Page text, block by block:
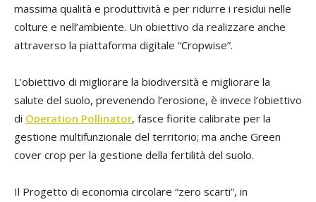
massima qualità e produttività e per ridurre i residui nelle
colture e nell’ambiente. Un obiettivo da realizzare anche
attraverso la piattaforma digitale “Cropwise”.
L’obiettivo di migliorare la biodiversità e migliorare la
salute del suolo, prevenendo l’erosione, è invece l’obiettivo
di Operation Pollinator, fasce fiorite calibrate per la
gestione multifunzionale del territorio; ma anche Green
cover crop per la gestione della fertilità del suolo.
Il Progetto di economia circolare “zero scarti”, in